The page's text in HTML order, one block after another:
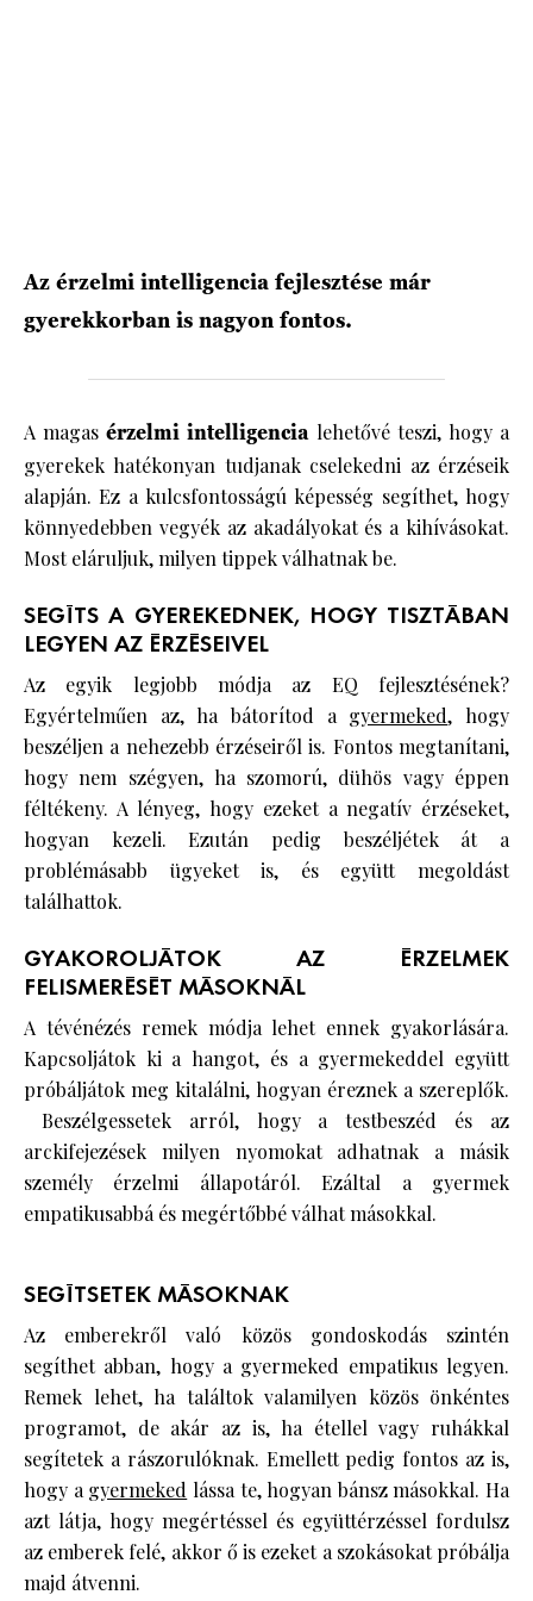
Az érzelmi intelligencia fejlesztése már
gyerekkorban is nagyon fontos.
A magasérzelmi intelligencia lehetővé teszi, hogy a
gyerekek hatékonyan tudjanak cselekedni az érzéseik
alapján. Ez a kulcsfontosságú képesség segíthet, hogy
könnyedebben vegyék az akadályokat és a kihívásokat.
Most eláruljuk, milyen tippek válhatnak be.
SEGÍTS A GYEREKEDNEK, HOGY TISZTÁBAN
LEGYEN AZ ÉRZÉSEIVEL
Az egyik legjobb módja az EQ fejlesztésének?
Egyértelműen az, ha bátorítod a gyermeked, hogy
beszéljen a nehezebb érzéseiről is. Fontos megtanítani,
hogy nem szégyen, ha szomorú, dühös vagy éppen
féltékeny. A lényeg, hogy ezeket a negatív érzéseket,
hogyan kezeli. Ezután pedig beszéljétek át a
problémásabb ügyeket is, és együtt megoldást
találhattok.
GYAKOROLJÁTOK AZ ÉRZELMEK
FELISMERÉSÉT MÁSOKNÁL
A tévénézés remek módja lehet ennek gyakorlására.
Kapcsoljátok ki a hangot, és a gyermekeddel együtt
próbáljátok meg kitalálni, hogyan éreznek a szereplők.
Beszélgessetek arról, hogy a testbeszéd és az
arckifejezések milyen nyomokat adhatnak a másik
személy érzelmi állapotáról. Ezáltal a gyermek
empatikusabbá és megértőbbé válhat másokkal.
SEGÍTSETEK MÁSOKNAK
Az emberekről való közös gondoskodás szintén
segíthet abban, hogy a gyermeked empatikus legyen.
Remek lehet, ha találtok valamilyen közös önkéntes
programot, de akár az is, ha étellel vagy ruhákkal
segítetek a rászorulóknak. Emellett pedig fontos az is,
hogy agyermeked lássa te, hogyan bánsz másokkal. Ha
azt látja, hogy megértéssel és együttérzéssel fordulsz
az emberek felé, akkor ő is ezeket a szokásokat próbálja
majd átvenni.